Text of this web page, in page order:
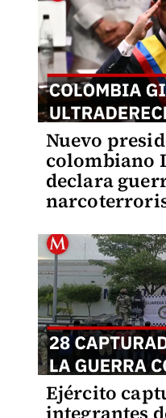
Nuevo
colombiano
declara
Ejército